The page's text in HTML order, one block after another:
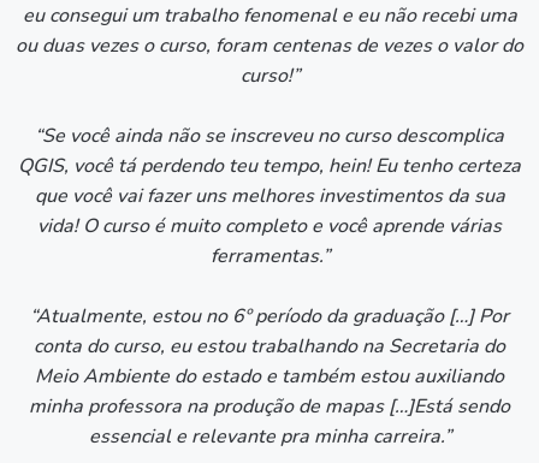
eu consegui um trabalho fenomenal e eu não recebi uma
ou duas vezes o curso, foram centenas de vezes o valor do
curso!”
“Se você ainda não se inscreveu no curso descomplica
QGIS, você tá perdendo teu tempo, hein! Eu tenho certeza
que você vai fazer uns melhores investimentos da sua
vida! O curso é muito completo e você aprende várias
ferramentas.”
“Atualmente, estou no 6º período da graduação […] Por
conta do curso, eu estou trabalhando na Secretaria do
Meio Ambiente do estado e também estou auxiliando
minha professora na produção de mapas […]Está sendo
essencial e relevante pra minha carreira.”